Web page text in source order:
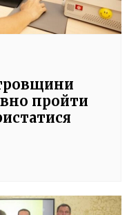
пройти